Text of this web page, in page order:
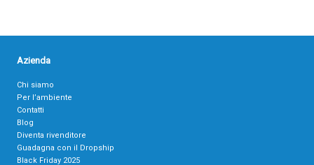
Azienda
Chi siamo
Per l’ambiente
Contatti
Blog
Diventa rivenditore
Guadagna con il Dropship
Black Friday 2025